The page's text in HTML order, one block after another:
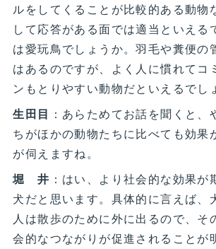
ルをしてくることが比較的ある動物
して応答がある面では適当といえる
は愛玩鳥でしょうか。羽毛や糞便の
はあるのですが、よく人に慣れてコ
ンもとりやすい動物だといえるでし
生田目 ：あらためてお話を聞くと、
ちがほかの動物たちに比べても効果
が伺えますね。
堀 井 ：はい、より社会的な効果が
犬だと思います。具体的に言えば、
人は散歩のために外に出るので、そ
会的なつながりが促進されることが